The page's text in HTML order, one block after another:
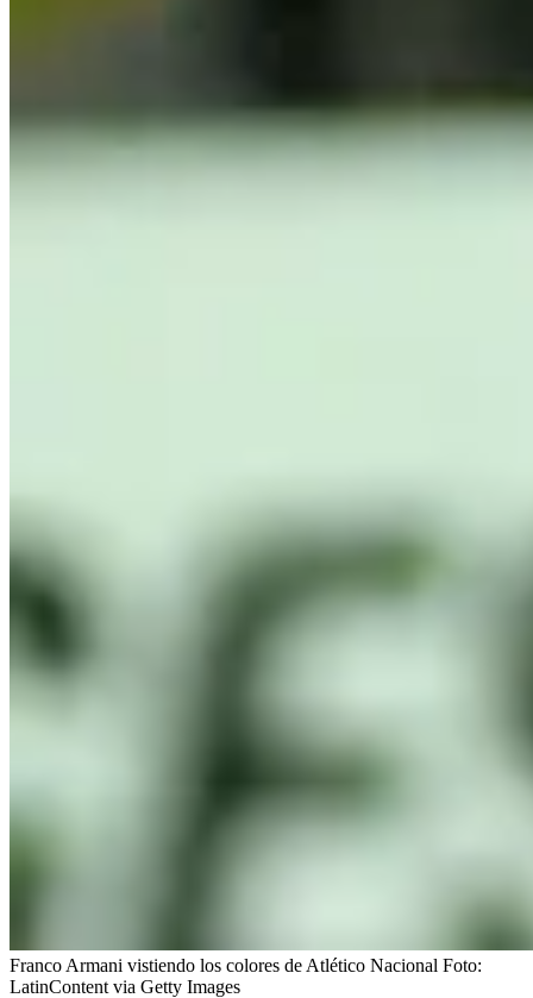
Franco Armani vistiendo los colores de Atlético Nacional Foto:
LatinContent via Getty Images